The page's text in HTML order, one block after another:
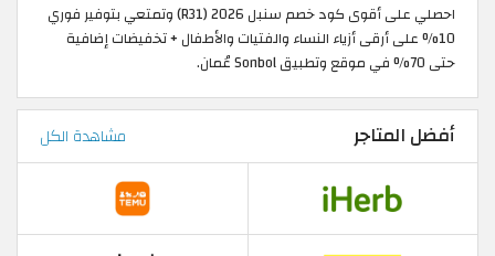
احصلي على أقوى كود خصم سنبل 2026 (R31) وتمتعي بتوفير فوري
10% على أرقى أزياء النساء والفتيات والأطفال + تخفيضات إضافية
حتى 70% في موقع وتطبيق Sonbol عُمان.
أفضل المتاجر مشاهدة الكل